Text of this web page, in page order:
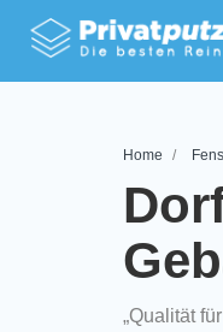
Home
„Qualität